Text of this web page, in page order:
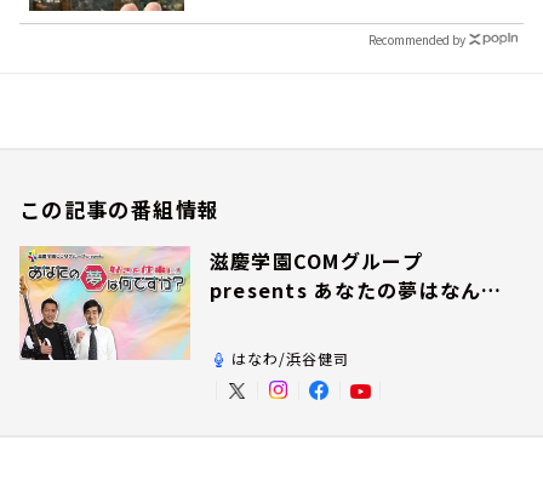
Recommended by
この記事の番組情報
滋慶学園COMグループ
presents あなたの夢はなんで
はなわ/浜谷健司